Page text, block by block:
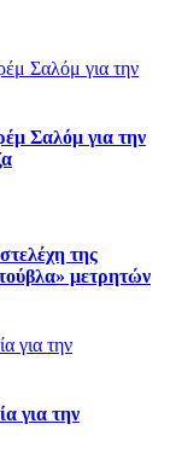
Σαλόμ για την
της
μετρητών
για την